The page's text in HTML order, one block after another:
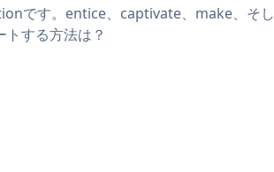
です。entice、captivate、make、そし
する方法は？